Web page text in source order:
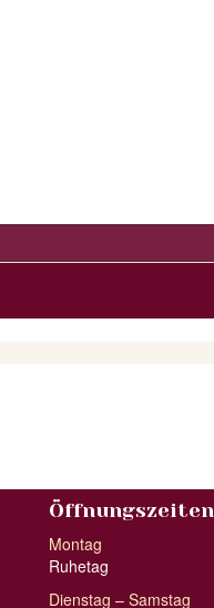
Öffnungszeiten
Montag
Ruhetag
Dienstag – Samstag